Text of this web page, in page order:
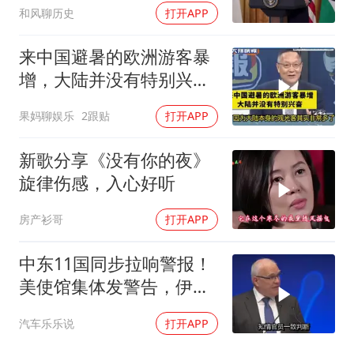
秋天的第一杯奶茶到底有多火
和风聊历史 打开APP
来中国避暑的欧洲游客暴
增，大陆并没有特别兴
果妈聊娱乐 2跟贴 打开APP
新歌分享《没有你的夜》
旋律伤感，入心好听
房产衫哥 打开APP
中东11国同步拉响警报！
美使馆集体发警告，伊朗
汽车乐乐说 打开APP